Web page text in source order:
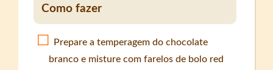
Como fazer
Prepare a temperagem do chocolate
branco e misture com farelos de bolo red